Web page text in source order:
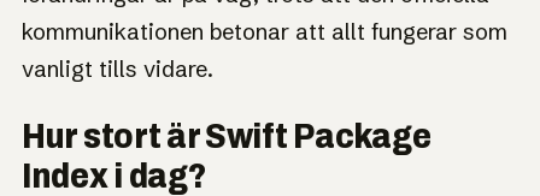
kommunikationen betonar att allt fungerar som
vanligt tills vidare.
Hur stort är Swift Package
Index i dag?